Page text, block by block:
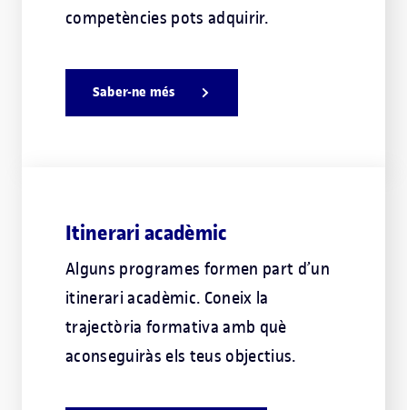
competències pots adquirir.
Saber-ne més
Itinerari acadèmic
Alguns programes formen part d’un
itinerari acadèmic. Coneix la
trajectòria formativa amb què
aconseguiràs els teus objectius.